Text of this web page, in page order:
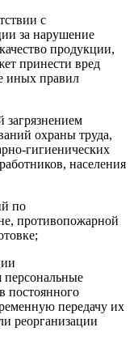
с
за нарушение
продукции,
принести вред
иных правил
охраны труда,
гигиенических
населения
по
противопожарной
персональные
постоянного
передачу их
реорганизации